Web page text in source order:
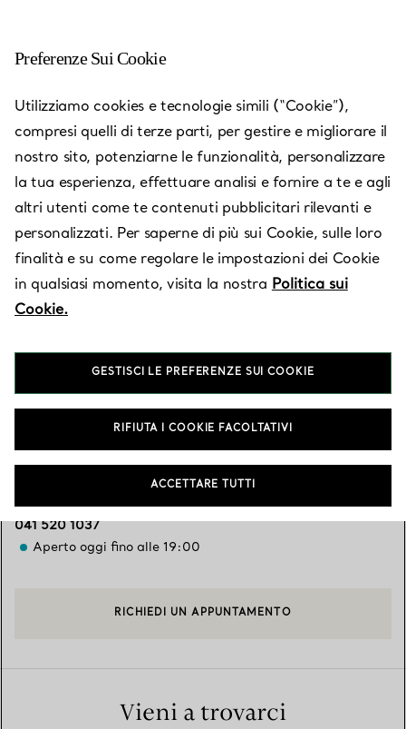
Venezia - San
Marco
Servizi disponibili
041 520 1037
Aperto oggi fino alle 19:00
RICHIEDI UN APPUNTAMENTO
Vieni a trovarci
Preferenze Sui Cookie
Utilizziamo cookies e tecnologie simili (“Cookie”),
compresi quelli di terze parti, per gestire e migliorare il
nostro sito, potenziarne le funzionalità, personalizzare
la tua esperienza, effettuare analisi e fornire a te e agli
altri utenti come te contenuti pubblicitari rilevanti e
personalizzati. Per saperne di più sui Cookie, sulle loro
finalità e su come regolare le impostazioni dei Cookie
in qualsiasi momento, visita la nostra Politica sui
Cookie.
GESTISCI LE PREFERENZE SUI COOKIE
RIFIUTA I COOKIE FACOLTATIVI
ACCETTARE TUTTI